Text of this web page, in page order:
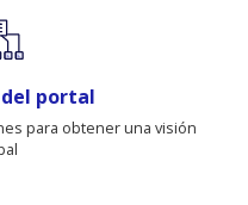
portal
para obtener una visión